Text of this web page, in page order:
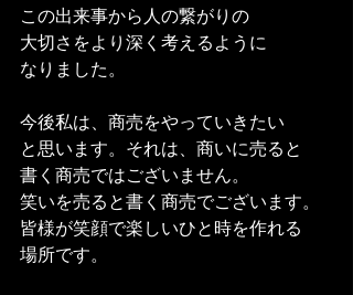
この出来事から人の繋がりの
大切さをより深く考えるように
なりました。
今後私は、商売をやっていきたい
と思います。それは、商いに売ると
書く商売ではございません。
笑いを売ると書く商売でございます。
皆様が笑顔で楽しいひと時を作れる
場所です。